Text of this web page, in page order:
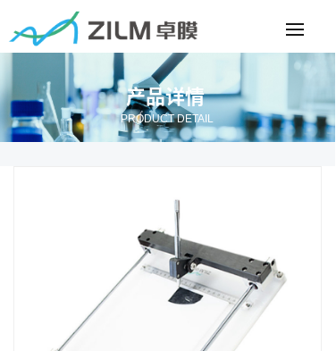
产品详情
PRODUCT DETAIL